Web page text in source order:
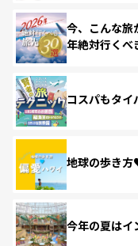
今、こんな旅
年絶対行くべ
コスパもタイ
地球の歩き
今年の夏はイ